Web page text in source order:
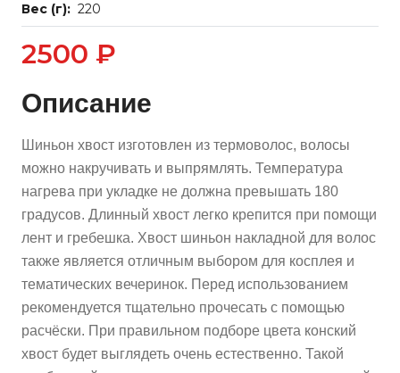
Вес (г): 220
2500 ₽
Описание
Шиньон хвост изготовлен из термоволос, волосы
можно накручивать и выпрямлять. Температура
нагрева при укладке не должна превышать 180
градусов. Длинный хвост легко крепится при помощи
лент и гребешка. Хвост шиньон накладной для волос
также является отличным выбором для косплея и
тематических вечеринок. Перед использованием
рекомендуется тщательно прочесать с помощью
расчёски. При правильном подборе цвета конский
хвост будет выглядеть очень естественно. Такой